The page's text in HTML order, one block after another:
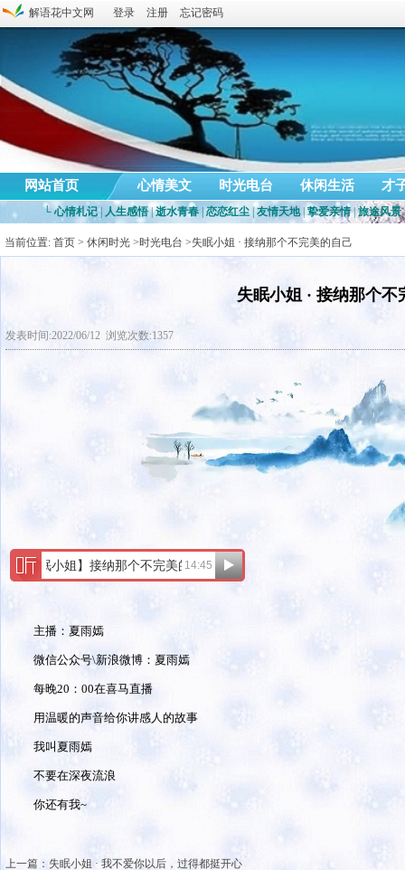
登录 注册 忘记密码
解语花中文网
心情美文 时光电台 休闲生活 才
网站首页
└心情札记 人生感悟 |逝水青春 恋恋红尘 友情天地 挚爱亲情 |旅途风景
当前位置: 首页 > 休闲时光 >时光电台 >失眠小姐 · 接纳那个不完美的自己
失眠小姐 · 接纳那个不
发表时间:2022/06/12 浏览次数:1357
主播：夏雨嫣
微信公众号\新浪微博：夏雨嫣
每晚20：00在喜马直播
用温暖的声音给你讲感人的故事
我叫夏雨嫣
不要在深夜流浪
你还有我~
上一篇： 失眠小姐 · 我不爱你以后，过得都挺开心